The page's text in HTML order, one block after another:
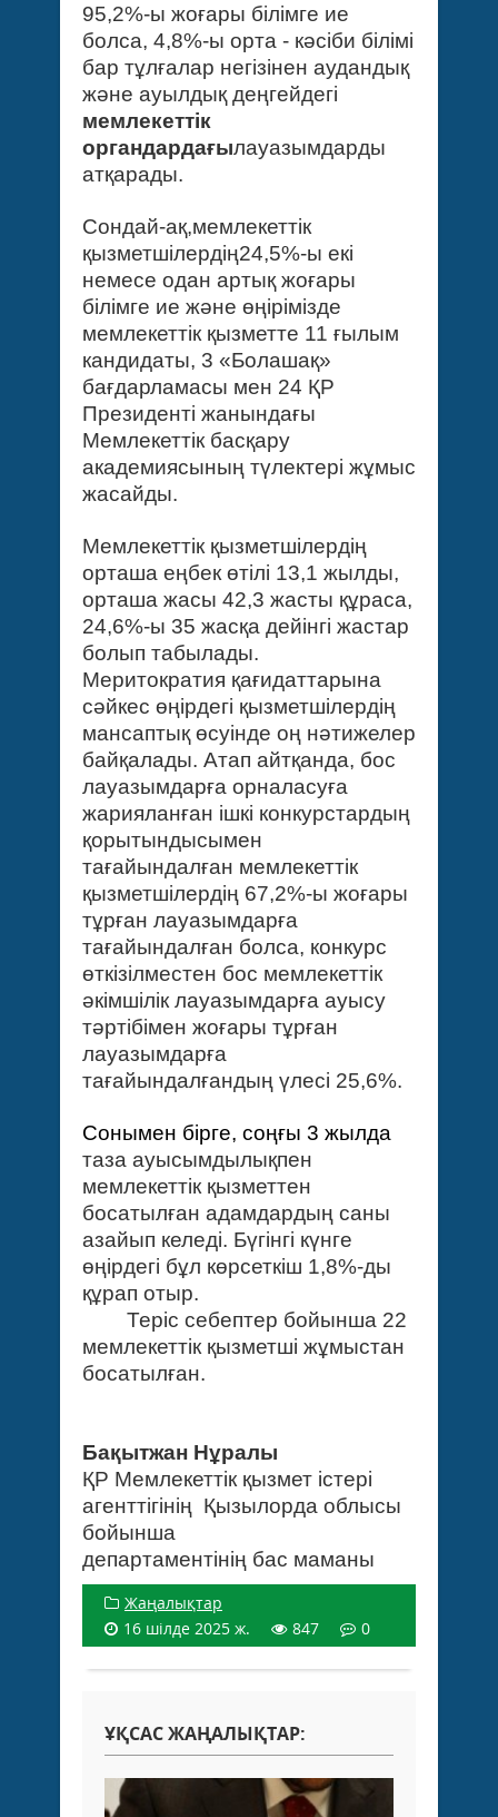
95,2%-ы жоғары білімге ие
болса, 4,8%-ы орта - кәсіби білімі
бар тұлғалар негізінен аудандық
және ауылдық деңгейдегі
мемлекеттік
органдардағылауазымдарды
атқарады.
Сондай-ақ,мемлекеттік
қызметшілердің24,5%-ы екі
немесе одан артық жоғары
білімге ие және өңірімізде
мемлекеттік қызметте 11 ғылым
кандидаты, 3 «Болашақ»
бағдарламасы мен 24 ҚР
Президенті жанындағы
Мемлекеттік басқару
академиясының түлектері жұмыс
жасайды.
Мемлекеттік қызметшілердің
орташа еңбек өтілі 13,1 жылды,
орташа жасы 42,3 жасты құраса,
24,6%-ы 35 жасқа дейінгі жастар
болып табылады.
Меритократия қағидаттарына
сәйкес өңірдегі қызметшілердің
мансаптық өсуінде оң нәтижелер
байқалады. Атап айтқанда, бос
лауазымдарға орналасуға
жарияланған ішкі конкурстардың
қорытындысымен
тағайындалған мемлекеттік
қызметшілердің 67,2%-ы жоғары
тұрған лауазымдарға
тағайындалған болса, конкурс
өткізілместен бос мемлекеттік
әкімшілік лауазымдарға ауысу
тәртібімен жоғары тұрған
лауазымдарға
тағайындалғандың үлесі 25,6%.
Сонымен бірге, соңғы 3 жылда
таза ауысымдылықпен
мемлекеттік қызметтен
босатылған адамдардың саны
азайып келеді. Бүгінгі күнге
өңірдегі бұл көрсеткіш 1,8%-ды
құрап отыр.
Теріс себептер бойынша 22
мемлекеттік қызметші жұмыстан
босатылған.
Бақытжан Нұралы
ҚР Мемлекеттік қызмет істері
агенттігінің Қызылорда облысы
бойынша
департаментінің бас маманы
Жаңалықтар
16 шілде 2025 ж.
847 0
ҰҚСАС ЖАҢАЛЫҚТАР: